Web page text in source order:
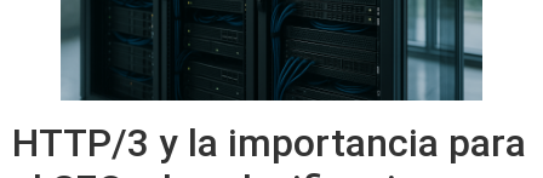
HTTP/3 y la importancia para